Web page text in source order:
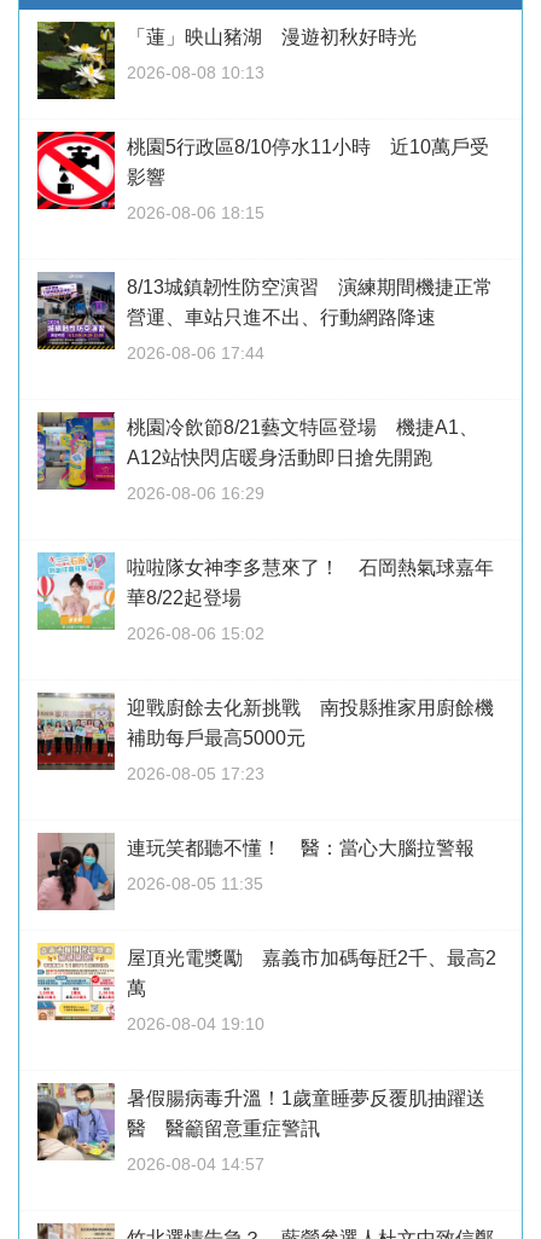
「蓮」映山豬湖 漫遊初秋好時光
2026-08-08 10:13
桃園5行政區8/10停水11小時 近10萬戶受
影響
2026-08-06 18:15
8/13城鎮韌性防空演習 演練期間機捷正常
營運、車站只進不出、行動網路降速
2026-08-06 17:44
桃園冷飲節8/21藝文特區登場 機捷A1、
A12站快閃店暖身活動即日搶先開跑
2026-08-06 16:29
啦啦隊女神李多慧來了！ 石岡熱氣球嘉年
華8/22起登場
2026-08-06 15:02
迎戰廚餘去化新挑戰 南投縣推家用廚餘機
補助每戶最高5000元
2026-08-05 17:23
連玩笑都聽不懂！ 醫：當心大腦拉警報
2026-08-05 11:35
屋頂光電獎勵 嘉義市加碼每瓩2千、最高2
萬
2026-08-04 19:10
暑假腸病毒升溫！1歲童睡夢反覆肌抽躍送
醫 醫籲留意重症警訊
2026-08-04 14:57